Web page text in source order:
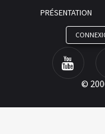
PRÉSENTATION
©